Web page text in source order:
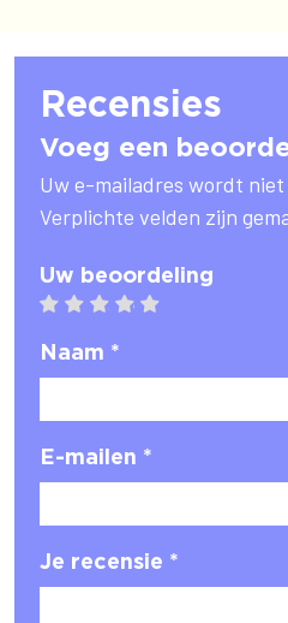
Recensies
Voeg een
Uw e-mailadres wordt
Verplichte velden zijn
Uw beoordeling
5 stars
4 stars
3 stars
2 stars
1 star
Naam *
E-mailen *
Je recensie *